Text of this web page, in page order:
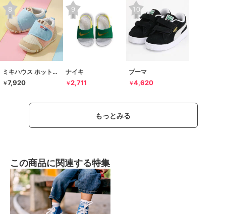
ミキハウス ホットビスケッツ
￥7,920
ナイキ
￥2,711
プーマ
￥4,620
もっとみる
この商品に関連する特集